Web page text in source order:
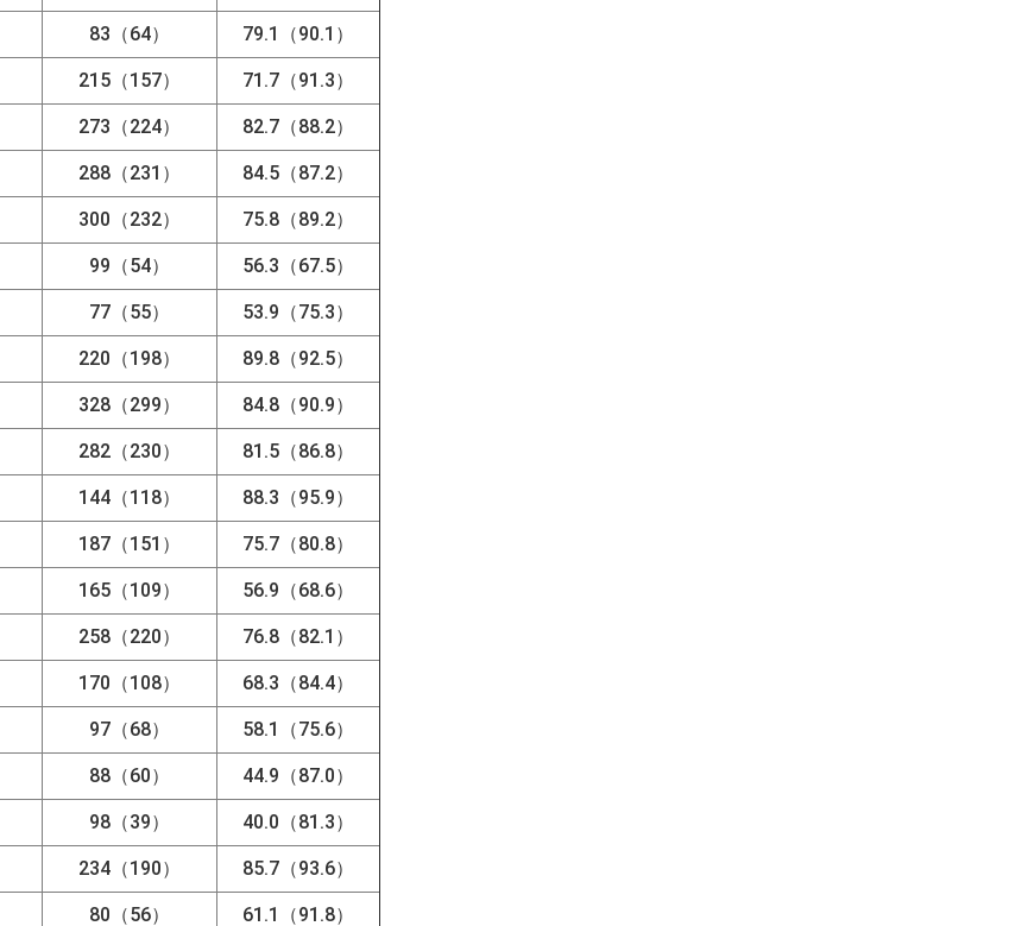
83（64） 79.1（90.1）
215（157） 71.7（91.3）
273（224） 82.7（88.2）
288（231） 84.5（87.2）
300（232） 75.8（89.2）
99（54） 56.3（67.5）
77（55） 53.9（75.3）
220（198） 89.8（92.5）
328（299） 84.8（90.9）
282（230） 81.5（86.8）
144（118） 88.3（95.9）
187（151） 75.7（80.8）
165（109） 56.9（68.6）
258（220） 76.8（82.1）
170（108） 68.3（84.4）
97（68） 58.1（75.6）
88（60） 44.9（87.0）
98（39） 40.0（81.3）
234（190） 85.7（93.6）
80（56） 61.1（91.8）